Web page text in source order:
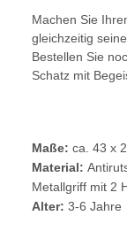
Machen Sie
gleichzeitig
Bestellen Sie
Schatz mit
Maße: ca. 43 x
Material:
Metallgriff mit 2
Alter: 3-6 Jahre